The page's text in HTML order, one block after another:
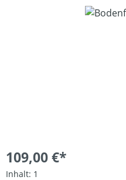
Bildergalerie überspringen
109,00 €*
Inhalt: 1